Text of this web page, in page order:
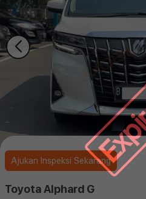
Ajukan Inspeksi Sekarang
Toyota Alphard G